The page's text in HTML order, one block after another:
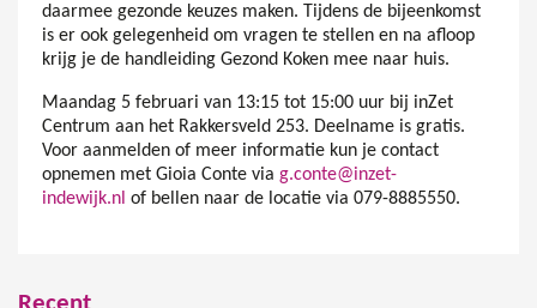
daarmee gezonde keuzes maken. Tijdens de bijeenkomst
is er ook gelegenheid om vragen te stellen en na afloop
krijg je de handleiding Gezond Koken mee naar huis.
Maandag 5 februari van 13:15 tot 15:00 uur bij inZet
Centrum aan het Rakkersveld 253. Deelname is gratis.
Voor aanmelden of meer informatie kun je contact
opnemen met Gioia Conte via g.conte@inzet-
indewijk.nl of bellen naar de locatie via 079-8885550.